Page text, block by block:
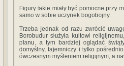
Figury takie miały być pomocne przy
samo w sobie uczynek bogobojny.
Trzeba jednak od razu zwrócić
Borobudur służyła kultowi
planu, a tym bardziej oglądać
domyślny, tajemniczy i tylko
ówczesnym myśleniem religijnym, a